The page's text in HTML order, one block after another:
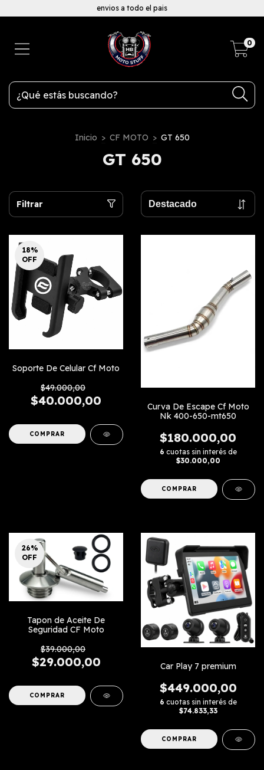
envios a todo el pais
0
Inicio > CF MOTO > GT 650
GT 650
Filtrar
18%
OFF
Soporte De Celular Cf Moto
$49.000,00
$40.000,00
Curva De Escape Cf Moto
Nk 400-650-mt650
$180.000,00
6 cuotas sin interés de
$30.000,00
26%
OFF
Tapon de Aceite De
Seguridad CF Moto
$39.000,00
$29.000,00 Car Play 7 premium
$449.000,00
6 cuotas sin interés de
$74.833,33